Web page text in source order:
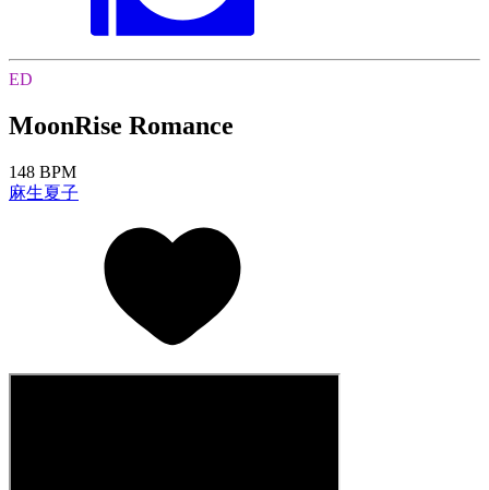
ED
MoonRise Romance
148 BPM
麻生夏子